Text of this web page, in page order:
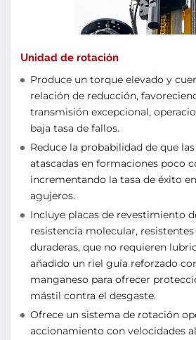
Unidad de rotación
Produce un torque elevado y
relación de reducción,
transmisión excepcional,
baja tasa de fallos.
Reduce la probabilidad de que
atascadas en formaciones poco
incrementando la tasa de éxito
agujeros.
Incluye placas de revestimiento
resistencia molecular,
duraderas, que no requieren
añadido un riel guía reforzado
manganeso para ofrecer
mástil contra el desgaste.
Ofrece un sistema de rotación
accionamiento con velocidades